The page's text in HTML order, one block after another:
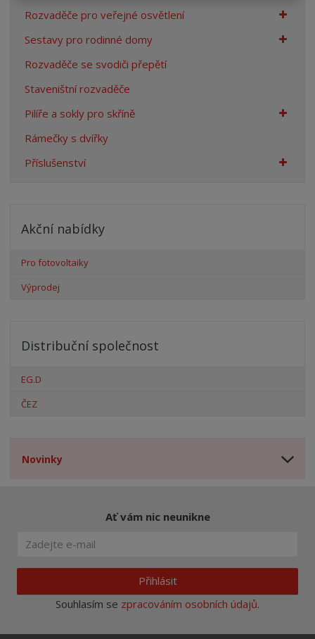
Rozvaděče pro veřejné osvětlení
Sestavy pro rodinné domy
Rozvaděče se svodiči přepětí
Staveništní rozvaděče
Pilíře a sokly pro skříně
Rámečky s dvířky
Příslušenství
Akční nabídky
Pro fotovoltaiky
Výprodej
Distribuční společnost
EG.D
ČEZ
Novinky
Ať vám nic neunikne
Přihlásit
Souhlasím se zpracováním osobních údajů.